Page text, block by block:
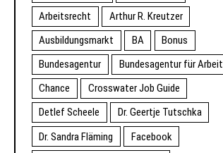
Arbeitsrecht
Arthur R. Kreutzer
Ausbildungsmarkt
BA
Bonus
Bundesagentur
Bundesagentur für Arbeit
Chance
Crosswater Job Guide
Detlef Scheele
Dr. Geertje Tutschka
Dr. Sandra Fläming
Facebook